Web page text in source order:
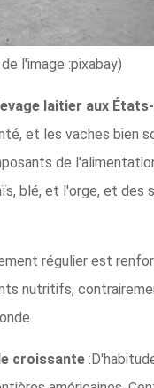
l'image :pixabay)
laitier aux
et les vaches bien
de
blé, et l'orge, et des
régulier est
nutritifs,
croissante